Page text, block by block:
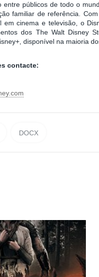
entre públicos de todo o
familiar de referência.
em cinema e televisão, o
dos The Walt Disney
disponível na maioria
contacte:
DOCX